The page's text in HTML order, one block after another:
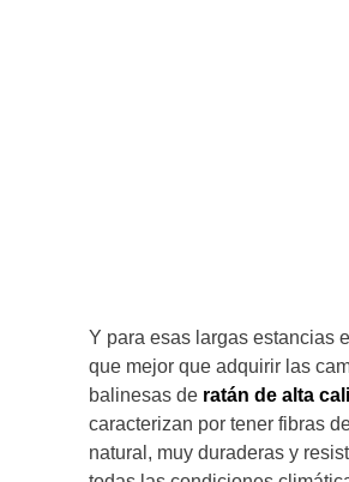
Y para esas largas estancias
que mejor que adquirir las
balinesas de ratán de alta
caracterizan por tener fibras
natural, muy duraderas y